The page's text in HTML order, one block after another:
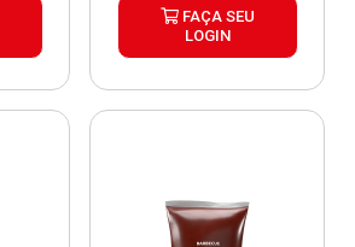
FAÇA SEU
LOGIN